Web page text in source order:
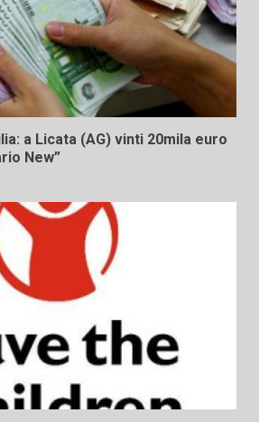
a Licata (AG) vinti 20mila euro
New”